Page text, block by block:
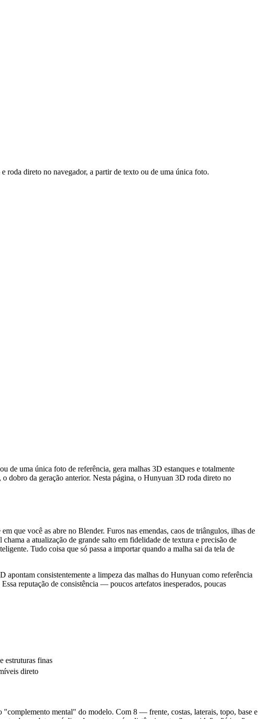
direto no navegador, a partir de texto ou de uma única foto.
uma única foto de referência, gera malhas 3D estanques e totalmente
dobro da geração anterior. Nesta página, o Hunyuan 3D roda direto no
que você as abre no Blender. Furos nas emendas, caos de triângulos, ilhas de
a atualização de grande salto em fidelidade de textura e precisão de
Tudo coisa que só passa a importar quando a malha sai da tela de
apontam consistentemente a limpeza das malhas do Hunyuan como referência
reputação de consistência — poucos artefatos inesperados, poucas
estruturas finas
direto
"complemento mental" do modelo. Com 8 — frente, costas, laterais, topo, base e